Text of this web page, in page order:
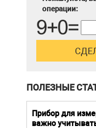
операции:
ПОЛЕЗНЫЕ
Прибор для
важно